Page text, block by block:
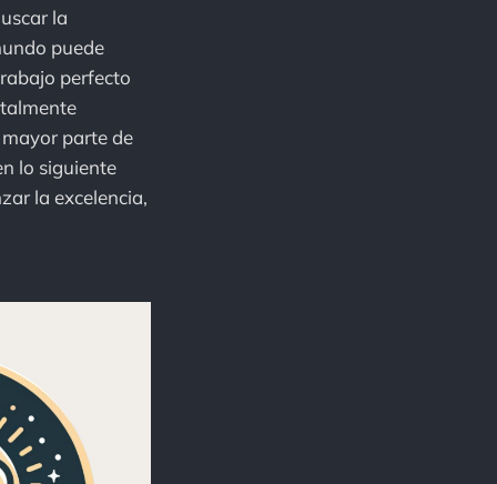
la
puede
perfecto
parte de
lo siguiente
la excelencia,